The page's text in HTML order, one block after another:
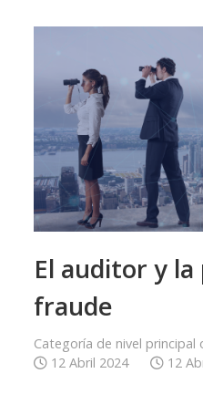
El auditor y
fraude
Categoría de nivel principal
12 Abril 2024
12